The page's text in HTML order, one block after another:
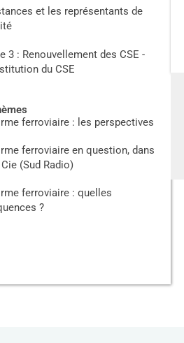
et les représentants de
3 : Renouvellement des CSE -
du CSE
ferroviaire : les perspectives
ferroviaire en question, dans
(Sud Radio)
ferroviaire : quelles
?